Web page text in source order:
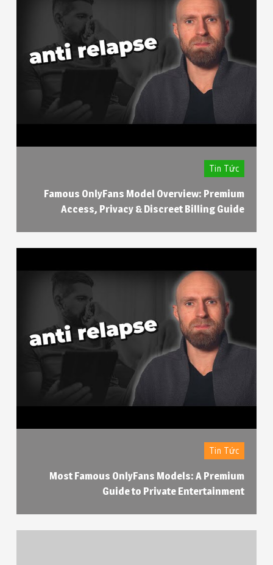
Tin Tức
Famous OnlyFans Model Overview: Premium
Access, Privacy & Discreet Billing Guide
Tin Tức
Most Famous OnlyFans Models: A Premium
Guide to Private Entertainment